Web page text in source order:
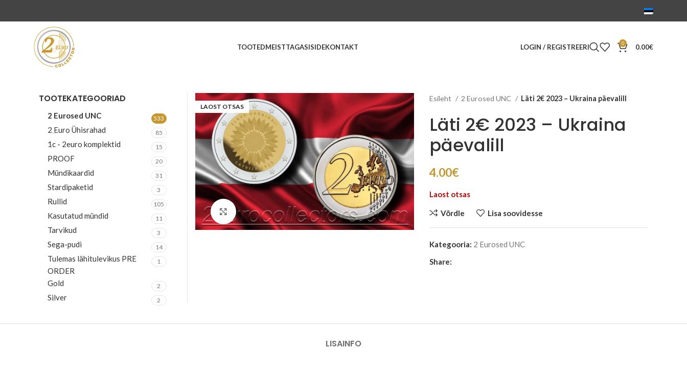
TOOTEDMEISTTAGASISIDEKONTAKT LOGIN / REGISTREERI 0 0.00€
LAOST OTSAS
Suurenda
Esileht 2 Eurosed UNC Läti 2€ 2023 – Ukraina päevalill
Läti 2€ 2023 – Ukraina
päevalill
4.00€
Laost otsas
Võrdle Lisa soovidesse
Kategooria: 2 Eurosed UNC
Share:
TOOTEKATEGOORIAD
2 Eurosed UNC 533
2 Euro Ühisrahad 85
1c - 2euro komplektid 15
PROOF 20
Mündikaardid 31
Stardipaketid 3
Rullid 105
Kasutatud mündid 11
Tarvikud 3
Sega-pudi 14
Tulemas lähitulevikus PRE
ORDER
1
Gold 2
Silver 2
LISAINFO